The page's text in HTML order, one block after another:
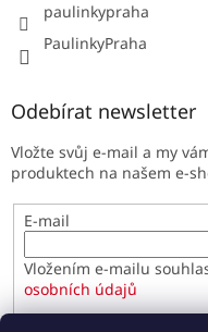
paulinkypraha
PaulinkyPraha
Odebírat newsletter
Vložte svůj e-mail a my
produktech na našem e-
E-mail
Vložením e-mailu
osobních údajů